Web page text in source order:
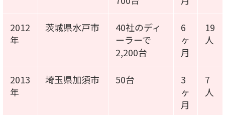
2012
年
茨城県水戸市
40社のディ
ーラーで
2,200台
6
ヶ
月
19
人
2013
年
埼玉県加須市 50台
3
ヶ
月
7
人